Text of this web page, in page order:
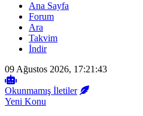
Ana Sayfa
Forum
Ara
Takvim
İndir
09 Ağustos 2026, 17:21:43
Okunmamış İletiler
Yeni Konu